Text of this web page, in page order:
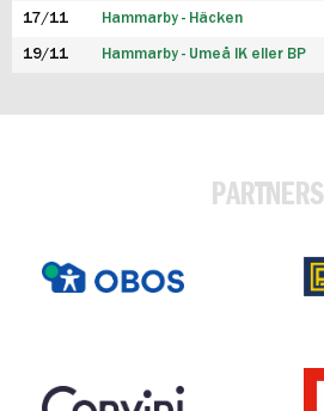
17/11 Hammarby - Häcken
19/11 Hammarby - Umeå IK eller BP
PARTNERS